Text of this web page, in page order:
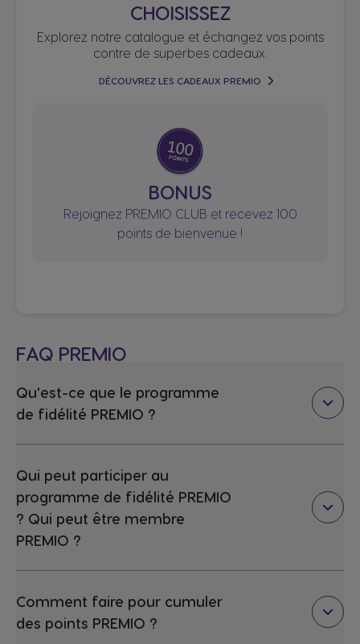
CHOISISSEZ
Explorez notre catalogue et échangez vos points
contre de superbes cadeaux.
DÉCOUVREZ LES CADEAUX PREMIO
BONUS
Rejoignez PREMIO CLUB et recevez 100
points de bienvenue !
FAQ PREMIO
Qu'est-ce que le programme
de fidélité PREMIO ?
Qui peut participer au
programme de fidélité PREMIO
? Qui peut être membre
PREMIO ?
Comment faire pour cumuler
des points PREMIO ?